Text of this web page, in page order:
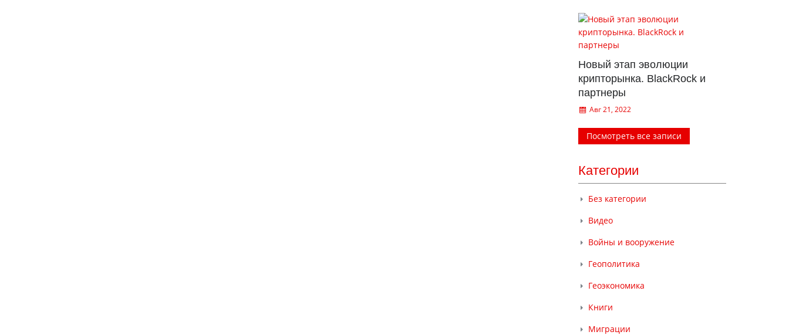
Новый этап эволюции
крипторынка. BlackRock и
партнеры
Авг 21, 2022
Посмотреть все записи
Категории
Без категории
Видео
Войны и вооружение
Геополитика
Геоэкономика
Книги
Миграции